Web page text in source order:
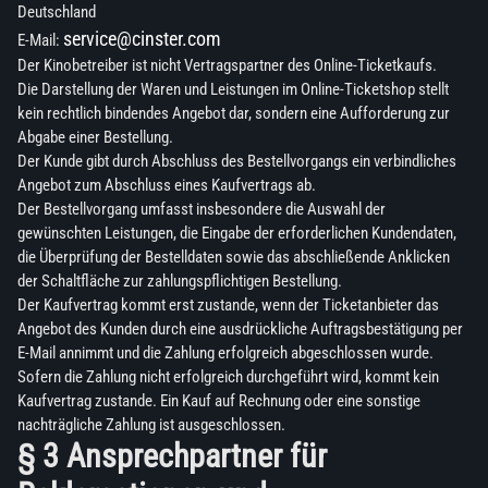
Deutschland
E-Mail: service@cinster.com
Der Kinobetreiber ist nicht Vertragspartner des Online-Ticketkaufs.
Die Darstellung der Waren und Leistungen im Online-Ticketshop stellt
kein rechtlich bindendes Angebot dar, sondern eine Aufforderung zur
Abgabe einer Bestellung.
Der Kunde gibt durch Abschluss des Bestellvorgangs ein verbindliches
Angebot zum Abschluss eines Kaufvertrags ab.
Der Bestellvorgang umfasst insbesondere die Auswahl der
gewünschten Leistungen, die Eingabe der erforderlichen Kundendaten,
die Überprüfung der Bestelldaten sowie das abschließende Anklicken
der Schaltfläche zur zahlungspflichtigen Bestellung.
Der Kaufvertrag kommt erst zustande, wenn der Ticketanbieter das
Angebot des Kunden durch eine ausdrückliche Auftragsbestätigung per
E-Mail annimmt und die Zahlung erfolgreich abgeschlossen wurde.
Sofern die Zahlung nicht erfolgreich durchgeführt wird, kommt kein
Kaufvertrag zustande. Ein Kauf auf Rechnung oder eine sonstige
nachträgliche Zahlung ist ausgeschlossen.
§ 3 Ansprechpartner für